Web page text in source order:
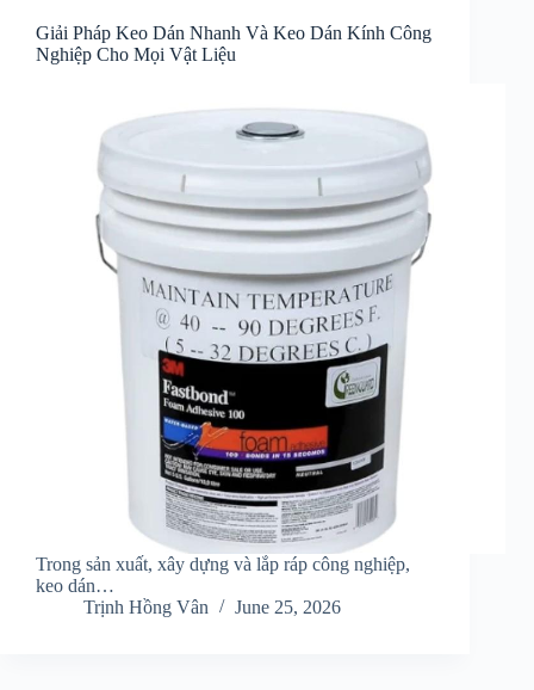
Giải Pháp Keo Dán Nhanh Và Keo Dán Kính Công
Nghiệp Cho Mọi Vật Liệu
Trong sản xuất, xây dựng và lắp ráp công nghiệp,
keo dán…
Trịnh Hồng Vân
June 25, 2026